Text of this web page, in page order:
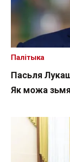
Пасьля
Як можа
Палітыка